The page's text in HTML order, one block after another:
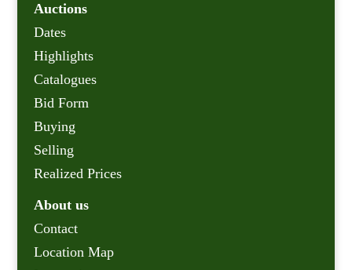
Auctions
Dates
Highlights
Catalogues
Bid Form
Buying
Selling
Realized Prices
About us
Contact
Location Map